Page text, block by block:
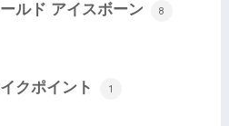
ルド アイスボーン 8
クポイント 1